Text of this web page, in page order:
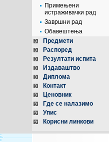
Примењени
истраживачки рад
Завршни рад
Обавештења
Предмети
Распоред
Резултати испита
Издаваштво
Диплома
Контакт
Ценовник
Где се налазимо
Упис
Корисни линкови